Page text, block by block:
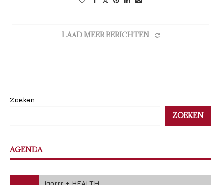
LAAD MEER BERICHTEN
Zoeken
ZOEKEN
AGENDA
Igorrr + HEALTH